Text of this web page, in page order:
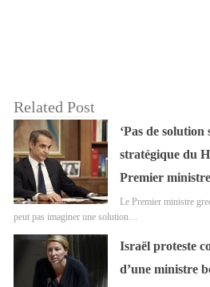
Related Post
‘Pas de solution
stratégique du
Premier
Le Premier ministre
peut pas imaginer une solution…
Israël proteste
d’une ministre